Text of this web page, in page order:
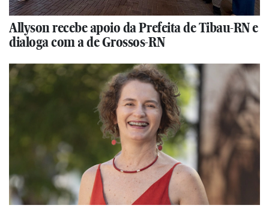
Allyson recebe apoio da Prefeita de Tibau-RN e
dialoga com a de Grossos-RN